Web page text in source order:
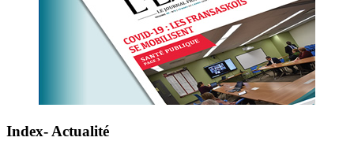
Index- Actualité